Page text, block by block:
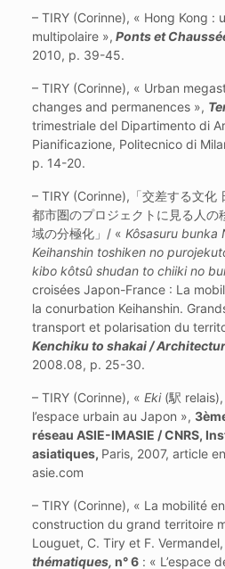
– TIRY (Corinne), « Hong Kong :
multipolaire », Ponts et
2010, p. 39-45.
– TIRY (Corinne), « Urban
changes and permanences »,
trimestriale del Dipartimento di
Pianificazione, Politecnico di
p. 14-20.
– TIRY (Corinne),「交差する文
都市圏のプロジェクトに見る人の
域の分極化」/ « Kôsasuru bunka
Keihanshin toshiken no
kibo kôtsû shudan to chiiki no
croisées Japon-France : La
la conurbation Keihanshin.
transport et polarisation du
Kenchiku to shakai /
2008.08, p. 25-30.
– TIRY (Corinne), « Eki(駅
l’espace urbain au Japon »,
réseau ASIE-IMASIE / CNRS,
asiatiques, Paris, 2007, article
asie.com
– TIRY (Corinne), « La mobilité
construction du grand territoire
Louguet, C. Tiry et F.
thématiques, n° 6: « L’espace